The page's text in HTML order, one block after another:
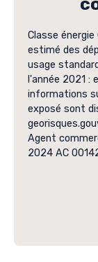
Classe
estimé des
usage
l'année 2021 :
informations
exposé sont
Agent
2024 AC